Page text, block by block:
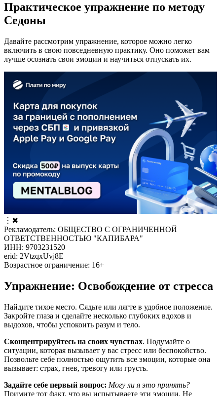
Практическое упражнение по методу
Седоны
Давайте рассмотрим упражнение, которое можно легко
включить в свою повседневную практику. Оно поможет вам
лучше осознать свои эмоции и научиться отпускать их.
⋮ ✖
Рекламодатель: ОБЩЕСТВО С ОГРАНИЧЕННОЙ
ОТВЕТСТВЕННОСТЬЮ "КАПИБАРА"
ИНН: 9703231520
erid: 2VtzqxUvj8E
Возрастное ограничение: 16+
Упражнение: Освобождение от стресса
Найдите тихое место. Сядьте или лягте в удобное положение.
Закройте глаза и сделайте несколько глубоких вдохов и
выдохов, чтобы успокоить разум и тело.
Сконцентрируйтесь на своих чувствах. Подумайте о
ситуации, которая вызывает у вас стресс или беспокойство.
Позвольте себе полностью ощутить все эмоции, которые она
вызывает: страх, гнев, тревогу или грусть.
Задайте себе первый вопрос: Могу ли я это принять?
Примите тот факт, что вы испытываете эти эмоции. Не